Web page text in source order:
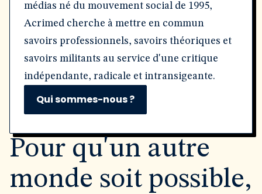
médias né du mouvement social de 1995,
Acrimed cherche à mettre en commun
savoirs professionnels, savoirs théoriques et
savoirs militants au service d'une critique
indépendante, radicale et intransigeante.
Qui sommes-nous ?
Pour qu'un autre
monde soit possible,